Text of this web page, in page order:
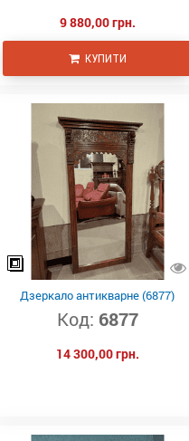
9 880,00 грн.
КУПИТИ
Дзеркало антикварне (6877)
Код: 6877
14 300,00 грн.